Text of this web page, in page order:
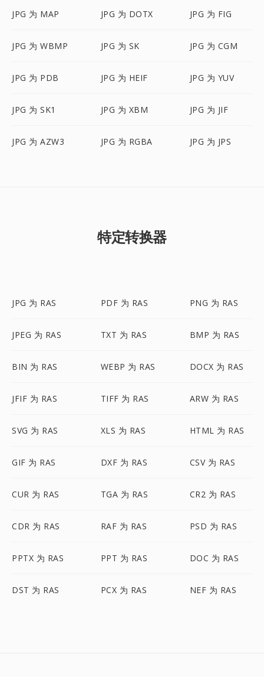
JPG 为 MAP JPG 为 DOTX JPG 为 FIG
JPG 为 WBMP JPG 为 SK JPG 为 CGM
JPG 为 PDB JPG 为 HEIF JPG 为 YUV
JPG 为 SK1 JPG 为 XBM JPG 为 JIF
JPG 为 AZW3 JPG 为 RGBA JPG 为 JPS
特定转换器
JPG 为 RAS PDF 为 RAS PNG 为 RAS
JPEG 为 RAS TXT 为 RAS BMP 为 RAS
BIN 为 RAS WEBP 为 RAS DOCX 为 RAS
JFIF 为 RAS TIFF 为 RAS ARW 为 RAS
SVG 为 RAS XLS 为 RAS HTML 为 RAS
GIF 为 RAS DXF 为 RAS CSV 为 RAS
CUR 为 RAS TGA 为 RAS CR2 为 RAS
CDR 为 RAS RAF 为 RAS PSD 为 RAS
PPTX 为 RAS PPT 为 RAS DOC 为 RAS
DST 为 RAS PCX 为 RAS NEF 为 RAS